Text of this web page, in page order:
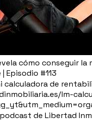
cómo conseguir
Episodio #113
calculadora de
lm-
podcast de Libertad